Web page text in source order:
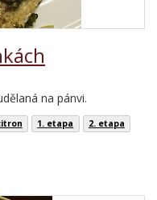
na pánvi.
1. etapa
2. etapa